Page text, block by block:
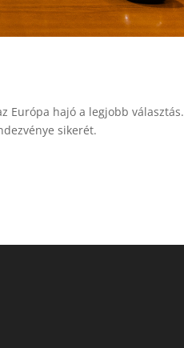
Európa hajó a legjobb választás.
sikerét.